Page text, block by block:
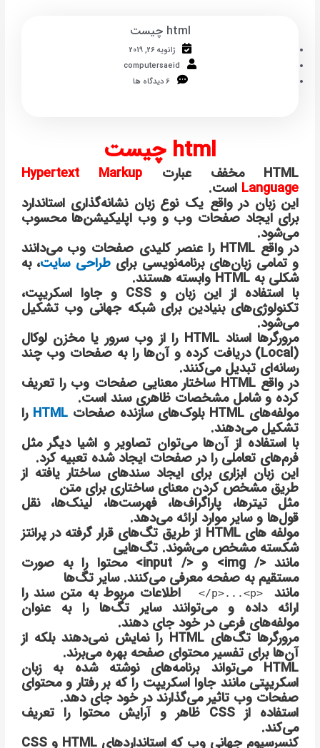
html چیست
ژانویه 26, 2019
computersaeid
6 دیدگاه ها
html چیست
HTML مخفف عبارت Hypertext Markup
Language است.
این زبان در واقع یک نوع زبان نشانه‌گذاری استاندارد
برای ایجاد صفحات وب و وب اپلیکیشن‌ها محسوب
می‌شود.
در واقع HTML را عنصر کلیدی صفحات وب می‌دانند
و تمامی زبان‌های برنامه‌نویسی برایطراحی سایت، به
شکلی به HTML وابسته هستند.
با استفاده از این زبان و CSS و جاوا اسکریپت،
تکنولوژی‌های بنیادین برای شبکه جهانی وب تشکیل
می‌شود.
مرورگرها اسناد HTML را از وب سرور یا مخزن لوکال
(Local) دریافت کرده و آن‌ها را به صفحات وب چند
رسانه‌ای تبدیل می‌کنند.
در واقع HTML ساختار معنایی صفحات وب را تعریف
کرده و شامل مشخصات ظاهری سند است.
مولفه‌های HTML بلوک‌های سازنده صفحات HTML را
تشکیل می‌دهند.
با استفاده از آن‌ها می‌توان تصاویر و اشیا دیگر مثل
فرم‌های تعاملی را در صفحات ایجاد شده تعبیه کرد.
این زبان ابزاری برای ایجاد سندهای ساختار یافته از
طریق مشخص کردن معنای ساختاری برای متن
مثل تیترها، پاراگراف‌ها، فهرست‌ها، لینک‌ها، نقل
قول‌ها و سایر موارد ارائه می‌دهد.
مولفه های HTML از طریق تگ‌های قرار گرفته در پرانتز
شکسته مشخص می‌شوند. تگ‌هایی
مانند </ img> و </ input> محتوا را به صورت
مستقیم به صفحه معرفی می‌کنند. سایر تگ‌ها
مانند<p>...<p/> اطلاعات مربوط به متن سند را
ارائه داده و می‌توانند سایر تگ‌ها را به عنوان
مولفه‌های فرعی در خود جای دهند.
مرورگرها تگ‌های HTML را نمایش نمی‌دهند بلکه از
آن‌ها برای تفسیر محتوای صفحه بهره می‌برند.
HTML می‌تواند برنامه‌های نوشته شده به زبان
اسکریپتی مانند جاوا اسکریپت را که بر رفتار و محتوای
صفحات وب تاثیر می‌گذارند در خود جای دهد.
استفاده از CSS ظاهر و آرایش محتوا را تعریف
می‌کند.
کنسرسیوم جهانی وب که استانداردهای HTML و CSS